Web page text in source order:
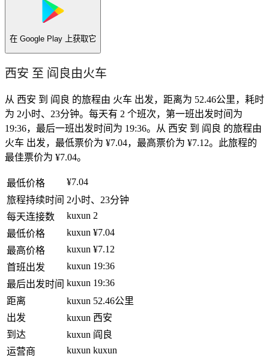
在 Google Play 上获取它
西安 至 阎良由火车
从 西安 到 阎良 的旅程由 火车 出发，距离为 52.46公里，耗时
为 2小时、23分钟。每天有 2 个班次，第一班出发时间为
19:36，最后一班出发时间为 19:36。从 西安 到 阎良 的旅程由
火车 出发，最低票价为 ¥7.04，最高票价为 ¥7.12。此旅程的
最佳票价为 ¥7.04。
最低价格
¥7.04
旅程持续时间 2小时、23分钟
每天连接数
kuxun 2
最低价格
kuxun ¥7.04
最高价格
kuxun ¥7.12
首班出发
kuxun 19:36
最后出发时间 kuxun 19:36
距离
kuxun 52.46公里
出发
kuxun 西安
到达
kuxun 阎良
运营商
kuxun kuxun